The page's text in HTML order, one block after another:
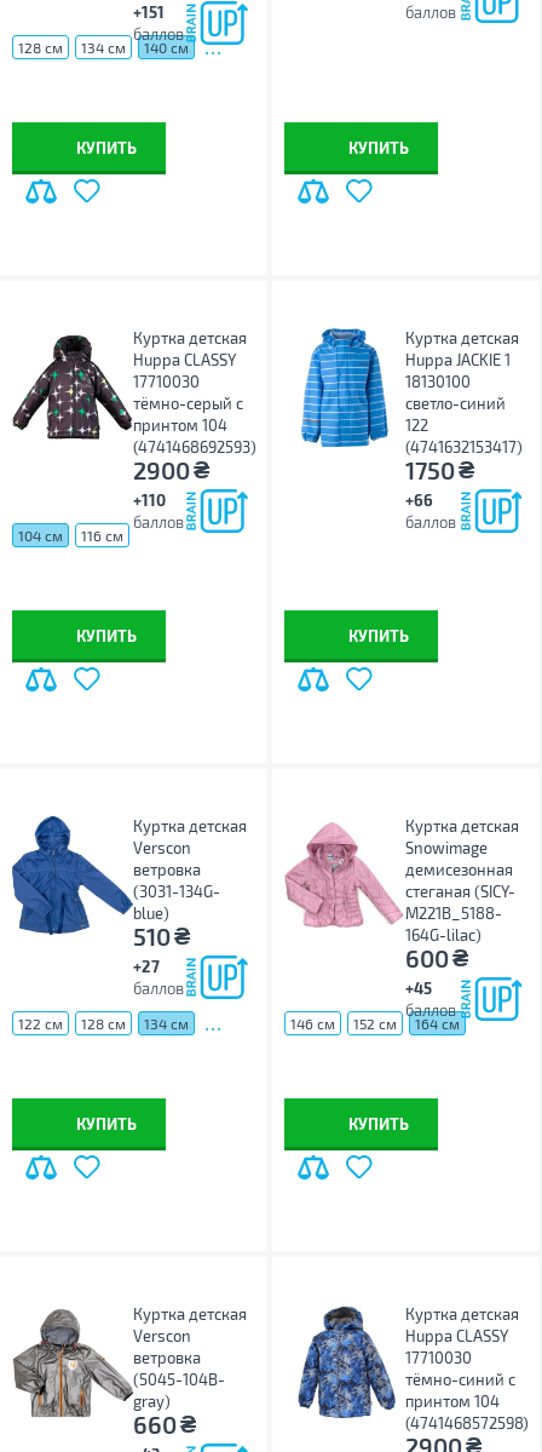
+151
баллов
128 см 134 см 140 см ...
КУПИТЬ
баллов
КУПИТЬ
Куртка детская
Huppa CLASSY
17710030
тёмно-серый с
принтом 104
(4741468692593)
2900₴
+110
баллов
104 см 116 см
КУПИТЬ
Куртка детская
Huppa JACKIE 1
18130100
светло-синий
122
(4741632153417)
1750₴
+66
баллов
КУПИТЬ
Куртка детская
Verscon
ветровка
(3031-134G-
blue)
510₴
+27
баллов
122 см 128 см 134 см ...
КУПИТЬ
Куртка детская
Snowimage
демисезонная
стеганая (SICY-
M221B_5188-
164G-lilac)
600₴
+45
баллов
146 см 152 см 164 см
КУПИТЬ
Куртка детская
Verscon
ветровка
(5045-104B-
gray)
660₴
Куртка детская
Huppa CLASSY
17710030
тёмно-синий с
принтом 104
(4741468572598)
2900₴